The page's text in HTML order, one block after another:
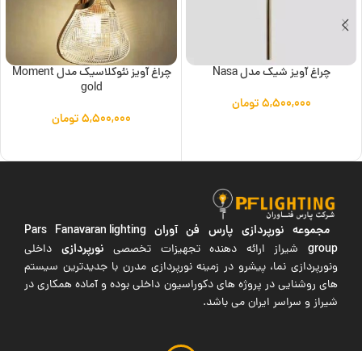
چراغ آویز شیک مدل Nasa
۵,۵۰۰,۰۰۰تومان
چراغ آویز نئوکلاسیک مدل Moment
gold
۵,۵۰۰,۰۰۰تومان
مجموعه نورپردازی پارس فن آوران Pars Fanavaran lighting
groupشیراز ارائه دهنده تجهیزات تخصصی نورپردازی داخلی
ونورپردازی نما، پیشرو در زمینه نورپردازی مدرن با جدیدترین سیستم
های روشنایی در پروژه های دکوراسیون داخلی بوده و آماده همکاری در
شیراز و سراسر ایران می باشد.